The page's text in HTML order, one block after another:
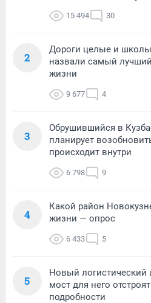
15 494 30
2
Дороги целые и
назвали самый
жизни
9 677 4
3
Обрушившийся в
планирует
происходит внутри
6 798 9
4
Какой район
жизни — опрос
6 433 5
5
Новый логистический
мост для него
подробности